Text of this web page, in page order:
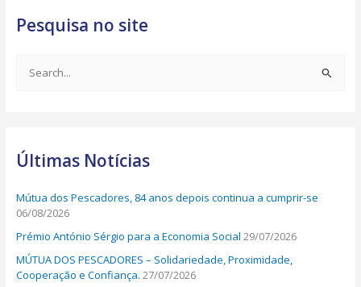
Pesquisa no site
c
f
o
r
:
Últimas Notícias
Mútua dos Pescadores, 84 anos depois continua a cumprir-se
06/08/2026
Prémio António Sérgio para a Economia Social 29/07/2026
MÚTUA DOS PESCADORES – Solidariedade, Proximidade,
Cooperação e Confiança. 27/07/2026